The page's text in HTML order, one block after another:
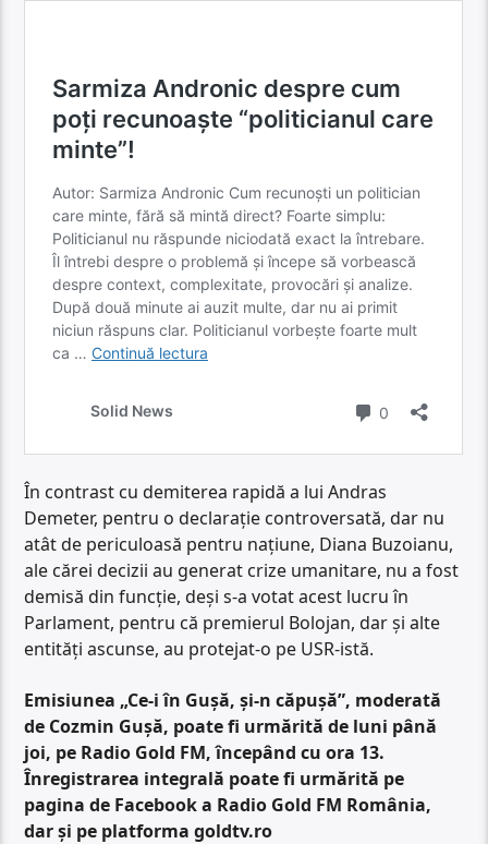
În contrast cu demiterea rapidă a lui Andras
Demeter, pentru o declarație controversată, dar nu
atât de periculoasă pentru națiune, Diana Buzoianu,
ale cărei decizii au generat crize umanitare, nu a fost
demisă din funcție, deși s-a votat acest lucru în
Parlament, pentru că premierul Bolojan, dar și alte
entități ascunse, au protejat-o pe USR-istă.
Emisiunea „Ce-i în Gușă, și-n căpușă”, moderată
de Cozmin Gușă, poate fi urmărită de luni până
joi, pe Radio Gold FM, începând cu ora 13.
Înregistrarea integrală poate fi urmărită pe
pagina de Facebook a Radio Gold FM România,
dar și pe platforma goldtv.ro